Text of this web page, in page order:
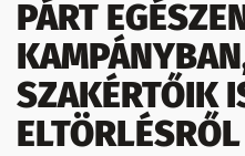
PÁRT
SZAKÉRTŐIK